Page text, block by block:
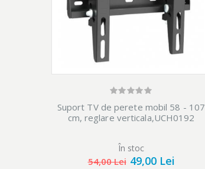
Suport TV de perete mobil 58 - 107
cm, reglare verticala,UCH0192
În stoc
54,00 Lei 49,00 Lei